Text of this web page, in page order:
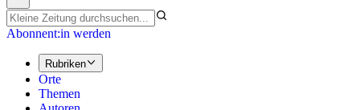
Abonnent:in werden
Rubriken
Orte
Themen